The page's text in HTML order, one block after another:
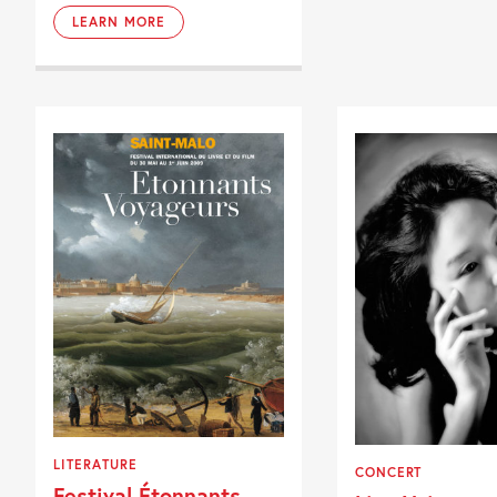
LEARN MORE
LITERATURE CONCERT